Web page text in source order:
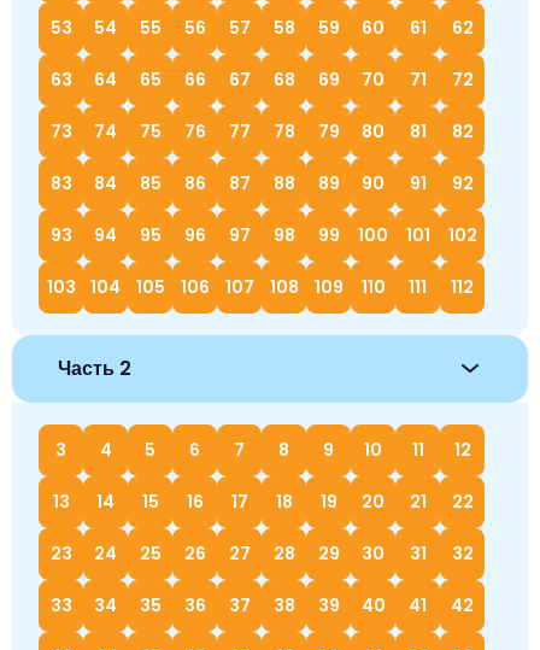
53 54 55 56 57 58 59 60 61 62
63 64 65 66 67 68 69 70 71 72
73 74 75 76 77 78 79 80 81 82
83 84 85 86 87 88 89 90 91 92
93 94 95 96 97 98 99 100 101 102
103 104 105 106 107 108 109 110 111 112
Часть 2
3 4 5 6 7 8 9 10 11 12
13 14 15 16 17 18 19 20 21 22
23 24 25 26 27 28 29 30 31 32
33 34 35 36 37 38 39 40 41 42